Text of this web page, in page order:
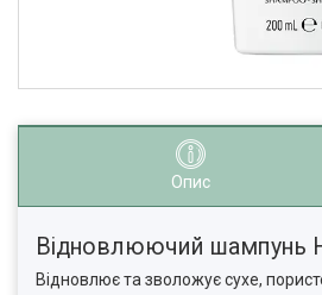
Опис
Відновлюючий шампунь
Відновлює та зволожує сухе,